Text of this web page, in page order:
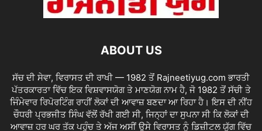
ABOUT US
ਸੱਚ ਦੀ ਸੇਵਾ, ਵਿਰਾਸਤ ਦੀ ਰਾਖੀ — 1982 ਤੋਂ Rajneetiyug.com ਭਾਰਤੀ
ਪੱਤਰਕਾਰਤਾ ਵਿੱਚ ਇਕ ਵਿਸ਼ਵਾਸਯੋਗ ਤੇ ਮਾਣਯੋਗ ਨਾਮ ਹੈ, ਜੋ 1982 ਤੋਂ ਸੱਚੀ ਤੇ
ਜਿੰਮੇਵਾਰ ਰਿਪੋਰਟਿੰਗ ਰਾਹੀਂ ਲੋਕਾਂ ਦੀ ਆਵਾਜ਼ ਬਣਦਾ ਆ ਰਿਹਾ ਹੈ। ਇਸ ਦੀ ਨੀਂਹ
ਚੌਧਰੀ ਪ੍ਰਭਜੀਤ ਸਿੰਘ ਵੱਲੋਂ ਰੱਖੀ ਗਈ ਸੀ, ਜਿਨ੍ਹਾਂ ਦਾ ਸੁਪਨਾ ਸੀ ਕਿ ਲੋਕਾਂ ਦੀ
ਆਵਾਜ਼ ਹਰ ਘਰ ਤੱਕ ਪਹੁੰਚ ਤੇ ਅੱਜ ਅਸੀਂ ਉਸੇ ਵਿਰਾਸਤ ਨੂੰ ਡਿਜ਼ੀਟਲ ਯੁੱਗ ਵਿੱਚ